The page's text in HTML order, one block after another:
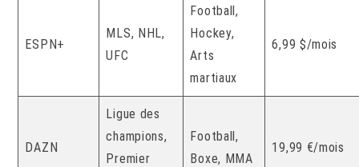
ESPN+
MLS, NHL,
UFC
Football,
Hockey,
Arts
martiaux
6,99 $/mois
DAZN
Ligue des
champions,
Premier
Football,
Boxe, MMA
19,99 €/mois